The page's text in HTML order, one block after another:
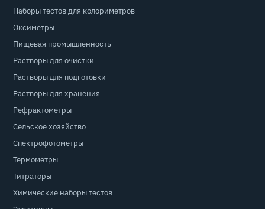
Наборы тестов для колориметров
Оксиметры
Пищевая промышленность
Растворы для очистки
Растворы для подготовки
Растворы для хранения
Рефрактометры
Сельское хозяйство
Спектрофотометры
Термометры
Титраторы
Химические наборы тестов